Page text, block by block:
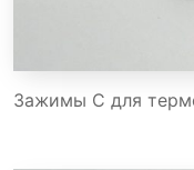
Зажимы C для